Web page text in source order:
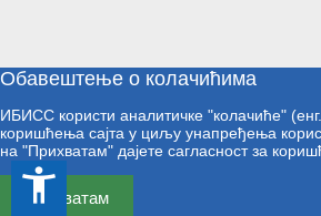
Обавештење о колачићима
ИБИСС користи аналитичке "колачиће"
коришћења сајта у циљу унапређења
на "Прихватам" дајете сагласност за
Прихватам
accessibility_new